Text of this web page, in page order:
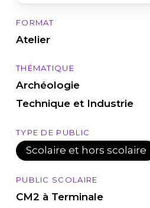
FORMAT
Atelier
THÉMATIQUE
Archéologie
Technique et Industrie
TYPE DE PUBLIC
Scolaire et hors scolaire
PUBLIC SCOLAIRE
CM2 à Terminale